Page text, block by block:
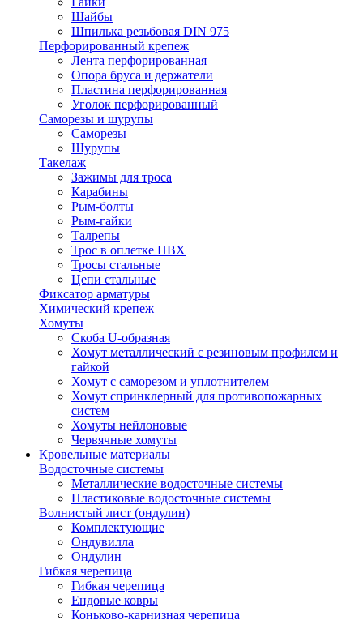
Шайбы
Шпилька резьбовая DIN 975
Перфорированный крепеж
Лента перфорированная
Опора бруса и держатели
Пластина перфорированная
Уголок перфорированный
Саморезы и шурупы
Саморезы
Шурупы
Такелаж
Зажимы для троса
Карабины
Рым-болты
Рым-гайки
Талрепы
Трос в оплетке ПВХ
Тросы стальные
Цепи стальные
Фиксатор арматуры
Химический крепеж
Хомуты
Скоба U-образная
Хомут металлический с резиновым профилем и
гайкой
Хомут с саморезом и уплотнителем
Хомут спринклерный для противопожарных
систем
Хомуты нейлоновые
Червячные хомуты
Кровельные материалы
Водосточные системы
Металлические водосточные системы
Пластиковые водосточные системы
Волнистый лист (ондулин)
Комплектующие
Ондувилла
Ондулин
Гибкая черепица
Гибкая черепица
Ендовые ковры
Коньково-карнизная черепица